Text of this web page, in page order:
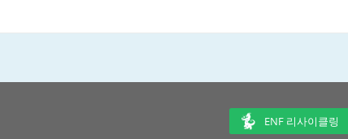
ENF 리사이클링